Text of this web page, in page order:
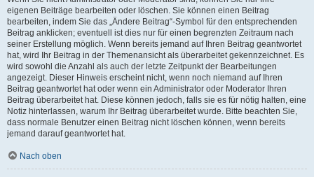
eigenen Beiträge bearbeiten oder löschen. Sie können einen Beitrag
bearbeiten, indem Sie das „Ändere Beitrag“-Symbol für den entsprechenden
Beitrag anklicken; eventuell ist dies nur für einen begrenzten Zeitraum nach
seiner Erstellung möglich. Wenn bereits jemand auf Ihren Beitrag geantwortet
hat, wird Ihr Beitrag in der Themenansicht als überarbeitet gekennzeichnet. Es
wird sowohl die Anzahl als auch der letzte Zeitpunkt der Bearbeitungen
angezeigt. Dieser Hinweis erscheint nicht, wenn noch niemand auf Ihren
Beitrag geantwortet hat oder wenn ein Administrator oder Moderator Ihren
Beitrag überarbeitet hat. Diese können jedoch, falls sie es für nötig halten, eine
Notiz hinterlassen, warum Ihr Beitrag überarbeitet wurde. Bitte beachten Sie,
dass normale Benutzer einen Beitrag nicht löschen können, wenn bereits
jemand darauf geantwortet hat.
Nach oben